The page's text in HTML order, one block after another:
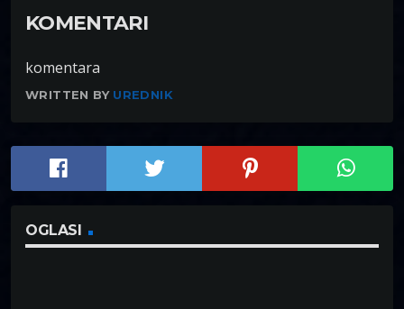
KOMENTARI
komentara
WRITTEN BY UREDNIK
OGLASI